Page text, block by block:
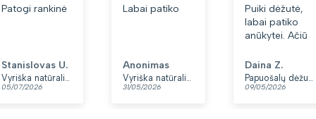
Patogi rankinė
Stanislovas U.
05/07/2026
Labai patiko
Anonimas
31/05/2026
Puiki dėžutė,
labai patiko
anūkytei. Ačiū
Daina Z.
09/05/2026